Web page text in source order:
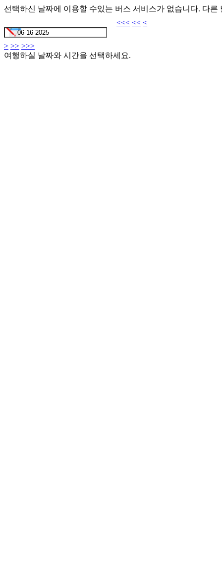
선택하신 날짜에 이용할 수있는 버스 서비스가 없습니다. 다
<<< << <
> >> >>>
여행하실 날짜와 시간을 선택하세요.